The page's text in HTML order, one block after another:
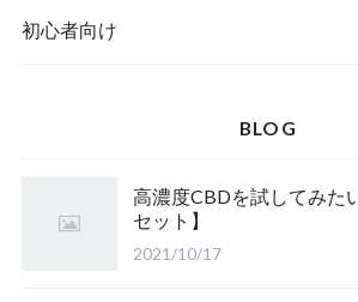
初心者向け
BLOG
高濃度CBDを試してみた
セット】
2021/10/17